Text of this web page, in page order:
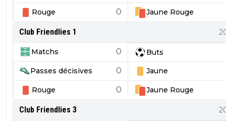
Rouge 0 Jaune Rouge
Club Friendlies 1
Matchs 0 Buts
Passes décisives 0 Jaune
Rouge 0 Jaune Rouge
Club Friendlies 3